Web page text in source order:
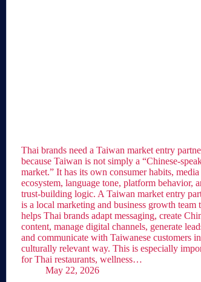
Thai brands need a Taiwan market entry
because Taiwan is not simply a “Chinese-
market.” It has its own consumer habits, media
ecosystem, language tone, platform behavior,
trust-building logic. A Taiwan market entry
is a local marketing and business growth team
helps Thai brands adapt messaging, create
content, manage digital channels, generate
and communicate with Taiwanese customers
culturally relevant way. This is especially
for Thai restaurants, wellness…
May 22, 2026